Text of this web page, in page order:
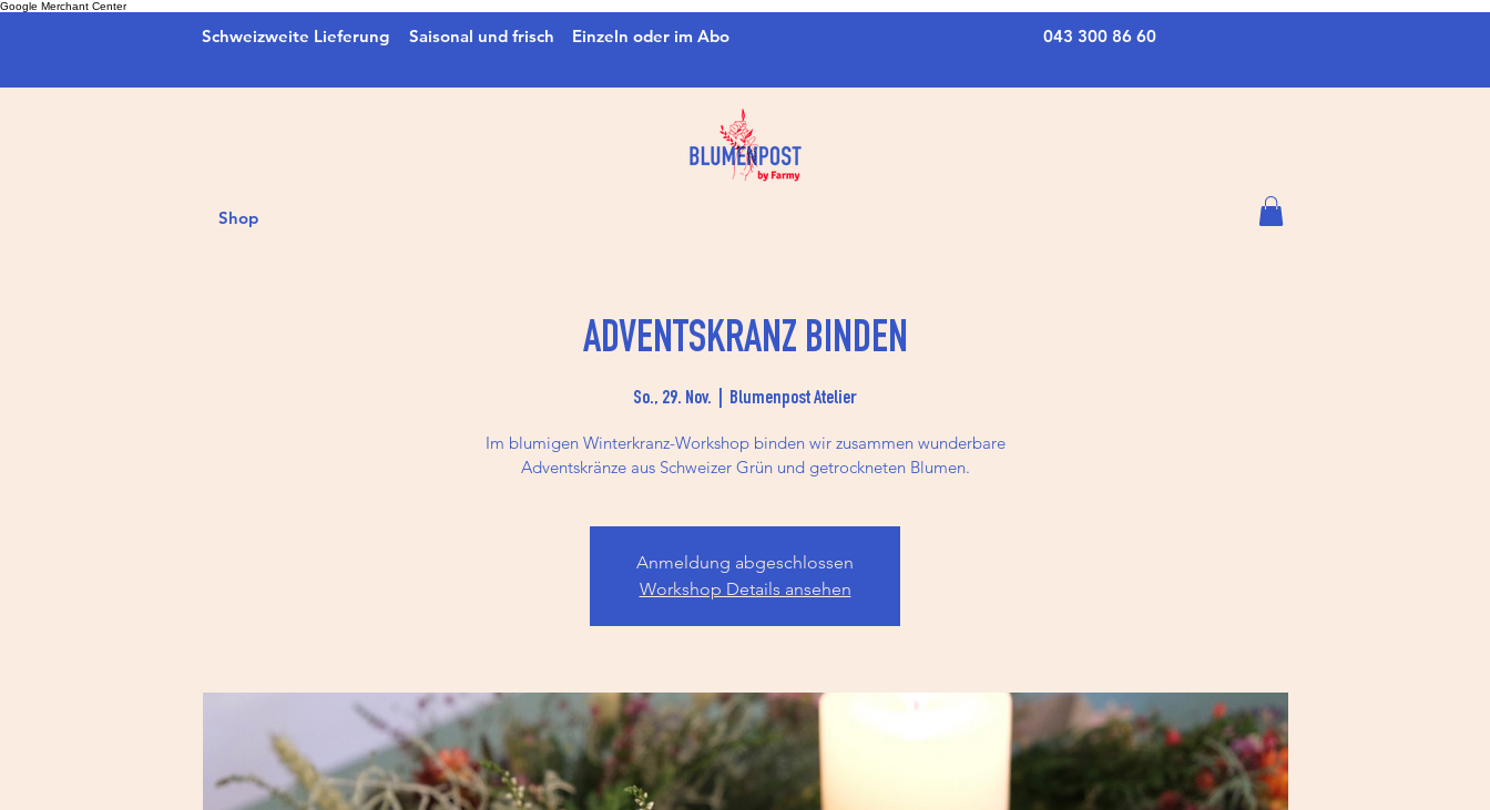
Google Merchant Center
Schweizweite Lieferung Saisonal und frisch Einzeln oder im Abo 043 300 86 60
Shop
ADVENTSKRANZ BINDEN
So., 29. Nov. Blumenpost Atelier
Im blumigen Winterkranz-Workshop binden wir zusammen wunderbare
Adventskränze aus Schweizer Grün und getrockneten Blumen.
Anmeldung abgeschlossen
Workshop Details ansehen